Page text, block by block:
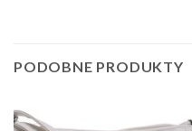
PODOBNE PRODUKTY